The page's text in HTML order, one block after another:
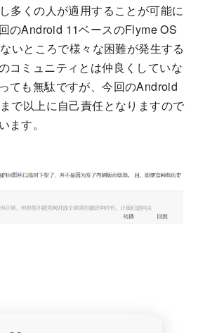
多くの人が適用することが可能に
のAndroid 11ベースのFlyme OS
いところで様々な困難が発生する
コミュニティとは仲良くしていな
ても無駄ですが、今回のAndroid
で以上に自己責任となりますので
ます。